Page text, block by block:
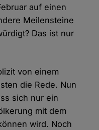
auf einen
Meilensteine
Das ist nur
von einem
die Rede. Nun
sich nur ein
mit dem
wird. Noch